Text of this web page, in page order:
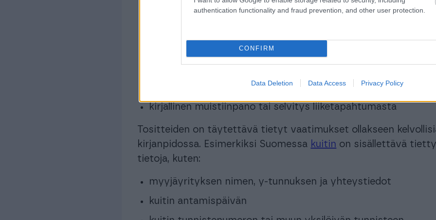
authentication functionality and fraud prevention, and other user protection.
CONFIRM
Data Deletion Data Access Privacy Policy
ostolaskutaimyyntilasku)
pankkiote tai muu rahaan liittyvä dokumentti
kirjallinen muistiinpano tai selvitys liiketapahtumasta
Tositteiden on täytettävä tietyt vaatimukset ollakseen
kirjanpidossa. Esimerkiksi Suomessa kuitin on sisällettävä
tietoja, kuten:
myyjäyrityksen nimen, y-tunnuksen ja yhteystiedot
kuitin antamispäivän